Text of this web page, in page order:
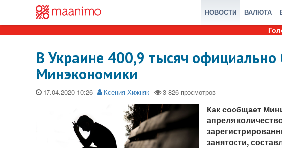
НОВОСТИ ВАЛЮТА
В Украине 400,9 тысяч официально
Минэкономики
17.04.2020 Ксения Хижняк
Как сообщает
апреля
занятости,